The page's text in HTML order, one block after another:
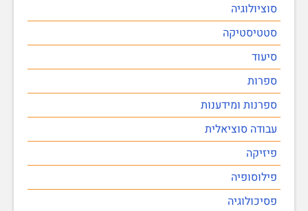
סוציולוגיה
סטטיסטיקה
סיעוד
ספרות
ספרנות ומידענות
עבודה סוציאלית
פיזיקה
פילוסופיה
פסיכולוגיה